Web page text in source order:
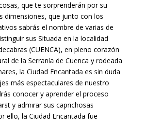
que te sorprenderán por su
dimensiones, que junto con los
sabrás el nombre de varias de
sus Situada en la localidad
(CUENCA), en pleno corazón
de la Serranía de Cuenca y rodeada
la Ciudad Encantada es sin duda
más espectaculares de nuestro
conocer y aprender el proceso
y admirar sus caprichosas
ello, la Ciudad Encantada fue